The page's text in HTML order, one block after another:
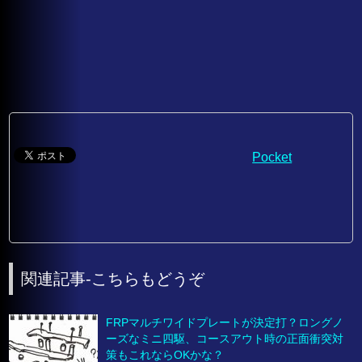
Pocket
関連記事-こちらもどうぞ
FRPマルチワイドプレートが決定打？ロングノ
ーズなミニ四駆、コースアウト時の正面衝突対
策もこれならOKかな？